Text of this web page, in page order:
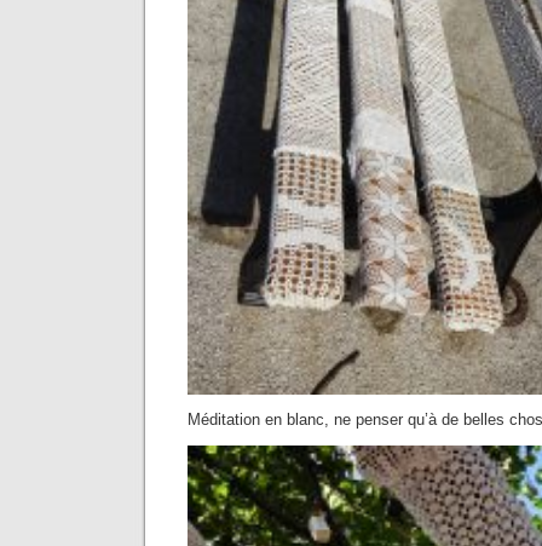
Méditation en blanc, ne penser qu’à de belles